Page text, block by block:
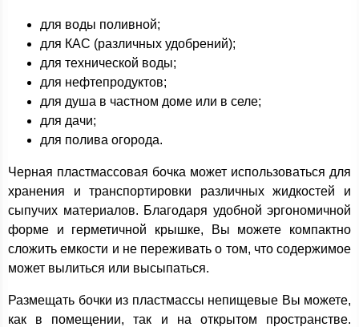
для воды поливной;
для КАС (различных удобрений);
для технической воды;
для нефтепродуктов;
для душа в частном доме или в селе;
для дачи;
для полива огорода.
Черная пластмассовая бочка может использоваться для
хранения и транспортировки различных жидкостей и
сыпучих материалов. Благодаря удобной эргономичной
форме и герметичной крышке, Вы можете компактно
сложить емкости и не переживать о том, что содержимое
может вылиться или высыпаться.
Размещать бочки из пластмассы непищевые Вы можете,
как в помещении, так и на открытом пространстве.